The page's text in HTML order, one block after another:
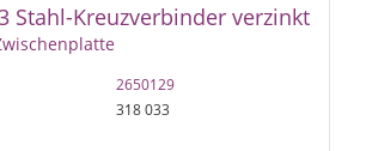
Stahl-Kreuzverbinder verzinkt
2650129
318 033